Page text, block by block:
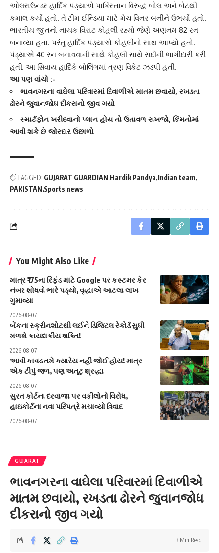
ઓલરાઉન્ડર હાર્દિક પંડ્યાએ પાકિસ્તાન વિરુદ્ધ બોલ અને બેટથી
કમાલ કર્યો હતો. તે ટીમ ઈન્ડિયા માટે મેચ વિનર બનીને ઉભર્યો હતો.
ભારતીય જીતનો નાયક વિરાટ કોહલી રહ્યો જેણે અણનમ 82 રન
બનાવ્યા હતા. પરંતુ હાર્દિક પંડ્યાએ કોહલીનો સાથ આપ્યો હતો.
પંડ્યાએ 40 રન બનાવવાની સાથે કોહલી સાથે સદીની ભાગીદારી કરી
હતી. આ સિવાય હાર્દિકે બોલિંગમાં ત્રણ વિકેટ ઝડપી હતી.
આ પણ વાંચો :-
ભાવનગરના વાઘેલા પરિવારમાં દિવાળીએ માતમ છવાયો, રખડતા
ઢોરને જુવાનજોધ દીકરાનો જીવ ગયો
સ્માર્ટફોન ખરીદવાનો પ્લાન હોય તો ઉતાવળ રાખજો, કિંમતોમાં
આવી શકે છે જોરદાર ઉછાળો
TAGGED: GUJARAT GUARDIAN Hardik Pandya Indian team
PAKISTAN Sports news
You Might Also Like
માત્ર ₹175ના રિફંડ માટે Google પર કસ્ટમર કેર
નંબર શોધવો ભારે પડ્યો, વૃદ્ધાએ આટલા લાખ
ગુમાવ્યા
2026-08-07
બેંકના સ્ક્રીનશોટથી લઈને ડિજિટલ રેકોર્ડ સુધી
મળશે કાયદાકીય શક્તિ!
2026-08-07
આવી કાવડ તમે ક્યારેય નહીં જોઈ હોય! માત્ર
એક ટીપું જળ, પણ અતૂટ શ્રદ્ધા
2026-08-07
સુરત કોર્ટના દરવાજા પર વકીલોનો વિરોધ,
હાઇકોર્ટના નવા પરિપત્રે મચાવ્યો વિવાદ
2026-08-07
GUJARAT
ભાવનગરના વાઘેલા પરિવારમાં દિવાળીએ
માતમ છવાયો, રખડતા ઢોરને જુવાનજોધ
દીકરાનો જીવ ગયો
3 Min Read